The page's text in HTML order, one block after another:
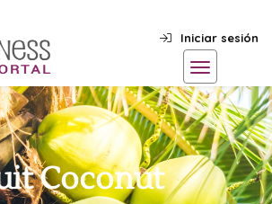
Iniciar sesión
Coconut